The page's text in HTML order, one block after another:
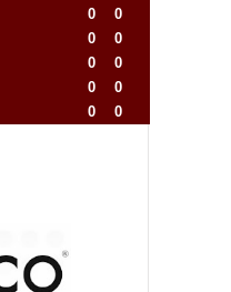
0
0
0
0
0
0
0
0
0
0